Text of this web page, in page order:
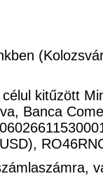
kitűzött
Banca